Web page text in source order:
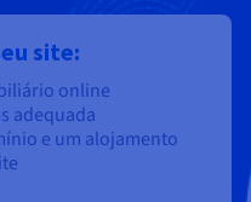
site:
online
adequada
e um alojamento